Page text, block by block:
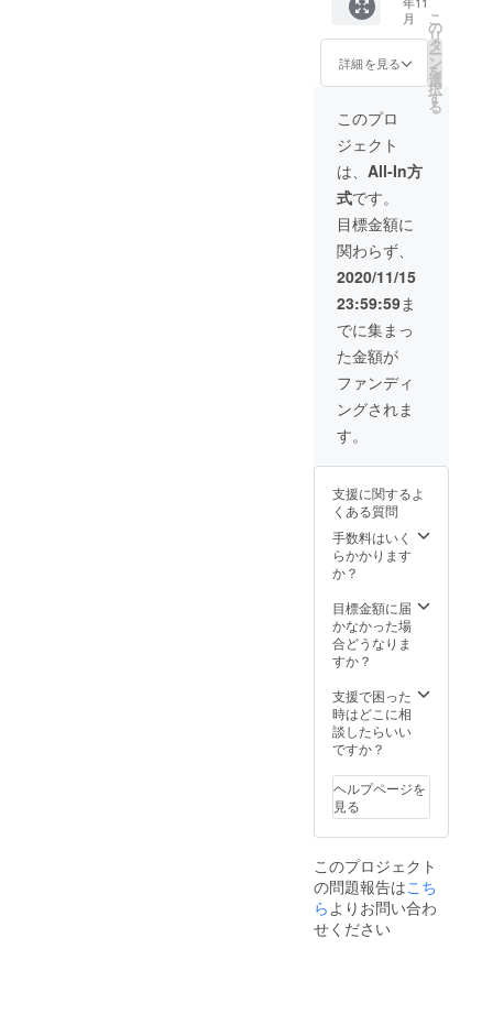
だ美味
しく食
る事を
確認済
ので、
ご安心
くださ
い。 ※
には必
ず掲載
するお
名前
（ニッ
クネー
ム・社
名）、
宣伝
URL、
または
掲載＆
掲示辞
載をお
願いい
たしま
す。
麺、缶
詰、レ
トルト
食品、
の食品
らラン
ダムに
入って
いま
す。 ※
賞味期
限切れ
の商品
れてい
ませ
ん。 ※
備考欄
には必
ず掲載
するお
クネー
ム・社
名）、
宣伝
URL、
または
退の旨
のご記
載をお
す。
置 ・お
名前を
店内に
掲示
シー保
護の観
点よ
り、
ニック
ネーム
や社
名、掲
示の辞
退も可
能で
す。）
・サン
クス
メール
※備考欄
には必
ず掲載
（ニッ
クネー
ム・社
名）、
宣伝
URL、
掲示辞
退の旨
のご記
たしま
す。 ※
バナー
配置を
の場
合、後
日改め
て画像
をメー
ルにて
お送り
いただ
きます
したい
各種リ
ンクを
ホーム
ページ
に掲載
（個
人ブロ
グ、
SNS、
企業サ
イトな
ど） ・
さらに
トップ
ページ
にリン
ク用バ
ナーを
配置 ・
SNSや
フェイ
スブッ
クなど
種類を1
援
（いい
ね！、
フォ
ロー、
イート
など）
・お名
前を店
示
（プラ
イバ
シー保
点よ
り、
ニック
ネーム
名、掲
示の辞
退も可
能で
す。）
い。 ・
食品ロ
ス削減
関連を
創業予
定の
方、ま
たは興
味のあ
る方の
起業・
開店サ
ポート
（当
方の開
店で得
たノウ
ハウや
業界
ネット
ワーク
作り、
その他
のサ
般。）
前を
ホーム
ページ
に掲載
（プ
シー保
護の観
点よ
り、
ネーム
や社
名、掲
載の辞
能で
す。）
・宣伝
したい
ンクを
ホーム
ページ
に掲載
（個
月
詳細を見る
こ
の
リ
タ
ー
ン
を
選
択
す
る
このプロ
ジェクト
は、 All-In方
式です。
目標金額に
関わらず、
2020/11/15
23:59:59ま
でに集まっ
た金額が
ファンディ
ングされま
す。
支援に関するよ
くある質問
手数料はいく
らかかります
か？
目標金額に届
かなかった場
合どうなりま
すか？
支援で困った
時はどこに相
談したらいい
ですか？
ヘルプページを
見る
このプロジェクト
の問題報告はこち
らよりお問い合わ
せください